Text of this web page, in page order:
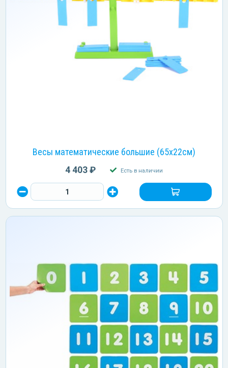
Весы математические большие (65х22см)
4 403 ₽ Есть в наличии